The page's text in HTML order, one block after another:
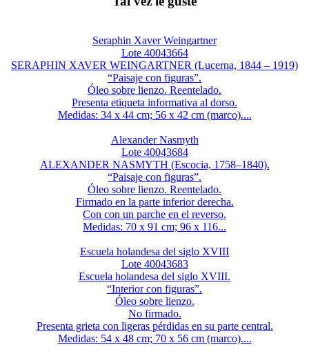
Seraphin Xaver Weingartner
Lote 40043664
SERAPHIN XAVER WEINGARTNER (Lucerna, 1844 – 1919)
“Paisaje con figuras”.
Óleo sobre lienzo. Reentelado.
Presenta etiqueta informativa al dorso.
Medidas: 34 x 44 cm; 56 x 42 cm (marco)....
Alexander Nasmyth
Lote 40043684
ALEXANDER NASMYTH (Escocia, 1758–1840).
“Paisaje con figuras”.
Óleo sobre lienzo. Reentelado.
Firmado en la parte inferior derecha.
Con con un parche en el reverso.
Medidas: 70 x 91 cm; 96 x 116...
Escuela holandesa del siglo XVIII
Lote 40043683
Escuela holandesa del siglo XVIII.
“Interior con figuras”.
Óleo sobre lienzo.
No firmado.
Presenta grieta con ligeras pérdidas en su parte central.
Medidas: 54 x 48 cm; 70 x 56 cm (marco)....